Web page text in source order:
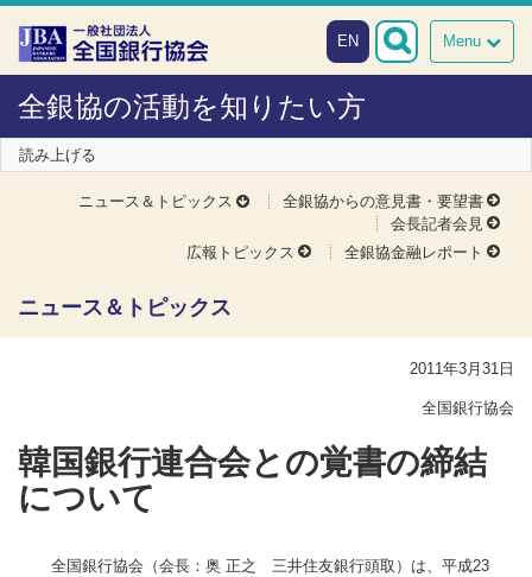
本文へスキップ
障がい者向け相談窓口
Menu
EN
全銀協の活動を知りたい方
読み上げる
ニュース＆トピックス
全銀協からの意見書・要望書
会長記者会見
広報トピックス
全銀協金融レポート
ニュース＆トピックス
2011年3月31日
全国銀行協会
韓国銀行連合会との覚書の締結
について
全国銀行協会（会長：奥 正之 三井住友銀行頭取）は、平成23